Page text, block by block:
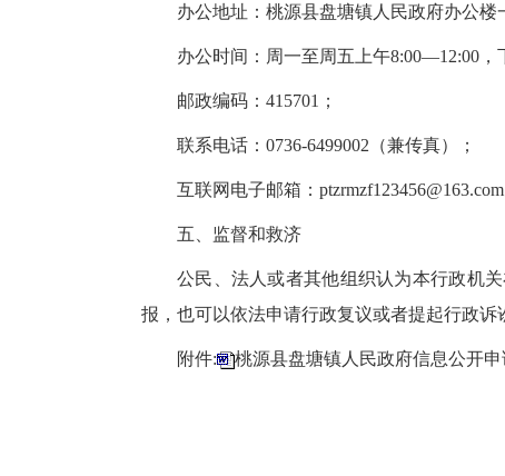
办公地址：桃源县盘塘镇人民政府办公楼
办公时间：周一至周五上午8:00—12:00，
邮政编码：415701；
联系电话：0736-6499002（兼传真）；
互联网电子邮箱：ptzrmzf123456@163.com
五、监督和救济
公民、法人或者其他组织认为本行政机
报，也可以依法申请行政复议或者提起行政诉
附件: 桃源县盘塘镇人民政府信息公开申